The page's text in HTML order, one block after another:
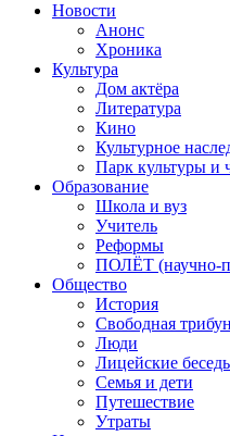
Новости
Анонс
Хроника
Культура
Дом актёра
Литература
Кино
Культурное
Парк культуры и
Образование
Школа и вуз
Учитель
Реформы
ПОЛЁТ (научно-
Общество
История
Свободная
Люди
Лицейские
Семья и дети
Путешествие
Утраты